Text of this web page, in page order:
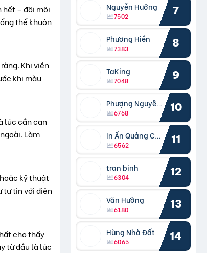
hết – đôi môi
thể khuôn
Khi viền
khi màu
lúc cần can
Làm
kỹ thuật
tự tin với diện
cho thấy
từ đầu là lúc
Nguyễn Hưởng
7502 7
Phương Hiền
7383 8
TaKing
7048 9
Phượng Nguyễn Phượng
6768 10
In Ấn Quảng Cáo Cần Thơ
6562 11
tran binh
6304 12
Văn Hưởng
6180 13
Hùng Nhà Đất
6065 14